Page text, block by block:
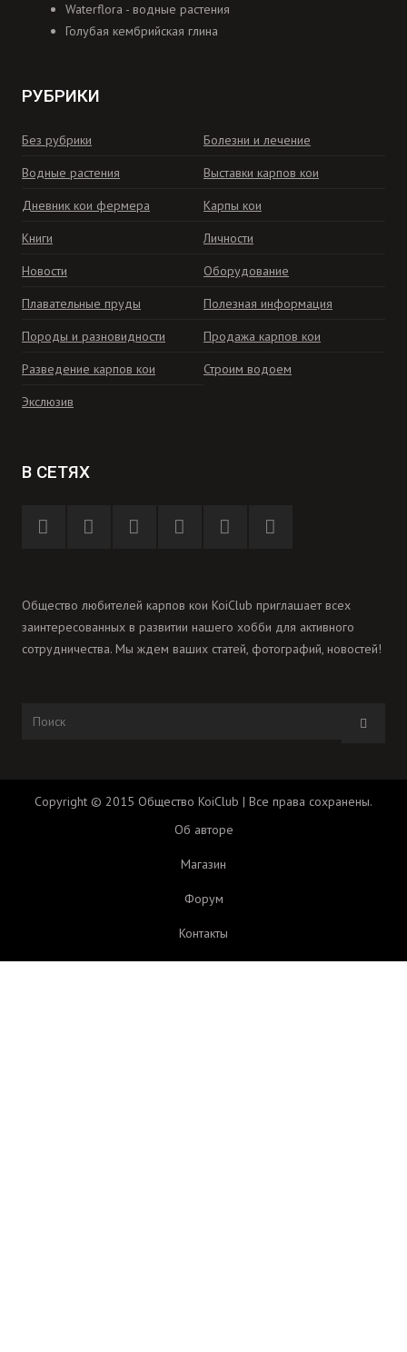
Waterflora - водные растения
Голубая кембрийская глина
РУБРИКИ
Без рубрики
Болезни и лечение
Водные растения
Выставки карпов кои
Дневник кои фермера
Карпы кои
Книги
Личности
Новости
Оборудование
Плавательные пруды
Полезная информация
Породы и разновидности
Продажа карпов кои
Разведение карпов кои
Строим водоем
Экслюзив
В СЕТЯХ
Общество любителей карпов кои KoiClub приглашает всех
заинтересованных в развитии нашего хобби для активного
сотрудничества. Мы ждем ваших статей, фотографий, новостей!
Copyright © 2015 Общество KoiClub | Все права сохранены.
Об авторе
Магазин
Форум
Контакты